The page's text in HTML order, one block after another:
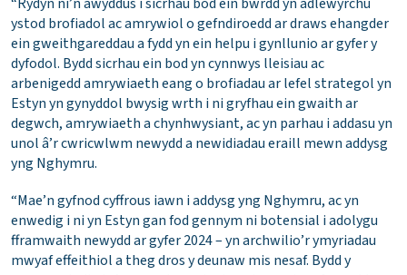
ystod brofiadol ac amrywiol o gefndiroedd ar draws ehangder
ein gweithgareddau a fydd yn ein helpu i gynllunio ar gyfer y
dyfodol. Bydd sicrhau ein bod yn cynnwys lleisiau ac
arbenigedd amrywiaeth eang o brofiadau ar lefel strategol yn
Estyn yn gynyddol bwysig wrth i ni gryfhau ein gwaith ar
degwch, amrywiaeth a chynhwysiant, ac yn parhau i addasu yn
unol â’r cwricwlwm newydd a newidiadau eraill mewn addysg
yng Nghymru.
“Mae’n gyfnod cyffrous iawn i addysg yng Nghymru, ac yn
enwedig i ni yn Estyn gan fod gennym ni botensial i adolygu
fframwaith newydd ar gyfer 2024 – yn archwilio’r ymyriadau
mwyaf effeithiol a theg dros y deunaw mis nesaf. Bydd y